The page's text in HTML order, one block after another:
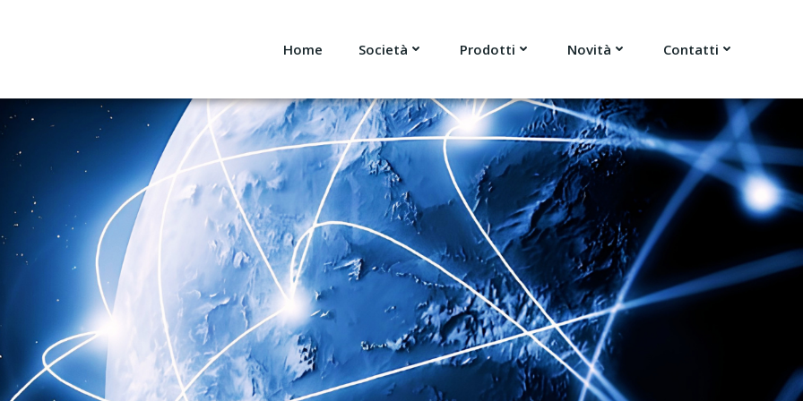
Home Società Prodotti Novità Contatti